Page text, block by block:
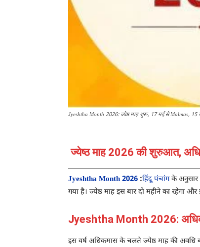
Jyeshtha Month 2026: ज्येष्ठ माह शुरू, 17 मई से Malmas, 15
ज्येष्ठ माह 2026 की शुरुआत,
Jyeshtha Month 2026 :हिंदू पंचांगके अनुसार
गया है। ज्येष्ठ माह इस बार दो महीने का रहेगा
Jyeshtha Month 2026:
इस वर्ष अधिकमास के चलते ज्येष्ठ माह की अवधि